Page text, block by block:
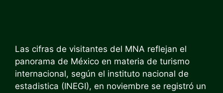
Las cifras de visitantes del MNA reflejan el
panorama de México en materia de turismo
internacional, según el instituto nacional de
estadistica (INEGI), en noviembre se registró un